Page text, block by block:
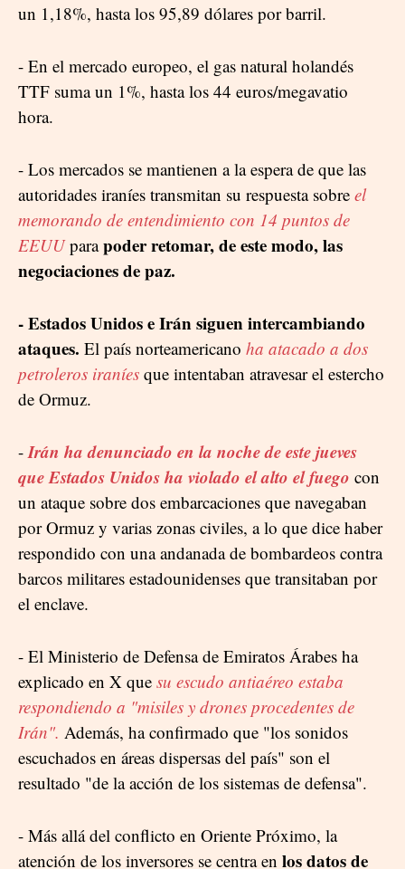
un 1,18%, hasta los 95,89 dólares por barril.
- En el mercado europeo, el gas natural holandés
TTF suma un 1%, hasta los 44 euros/megavatio
hora.
- Los mercados se mantienen a la espera de que las
autoridades iraníes transmitan su respuesta sobre el
memorando de entendimiento con 14 puntos de
EEUUparapoder retomar, de este modo, las
negociaciones de paz.
- Estados Unidos e Irán siguen intercambiando
ataques. El país norteamericano ha atacado a dos
petroleros iraníes que intentaban atravesar el estercho
de Ormuz.
- Irán ha denunciado en la noche de este jueves
que Estados Unidos ha violado el alto el fuego con
un ataque sobre dos embarcaciones que navegaban
por Ormuz y varias zonas civiles, a lo que dice haber
respondido con una andanada de bombardeos contra
barcos militares estadounidenses que transitaban por
el enclave.
- El Ministerio de Defensa de Emiratos Árabes ha
explicado en X que su escudo antiaéreo estaba
respondiendo a "misiles y drones procedentes de
Irán". Además, ha confirmado que "los sonidos
escuchados en áreas dispersas del país" son el
resultado "de la acción de los sistemas de defensa".
- Más allá del conflicto en Oriente Próximo, la
atención de los inversores se centra en los datos de